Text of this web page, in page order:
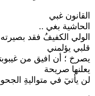
القانون غبي
الحاشية بغي ..
الولي الكفيفُ فقد بصيرته
قلبي يؤلمني
يصرخ ؛ أن افيق من
يعلنها صريحة
لن يأتيٓ في متواليةِ